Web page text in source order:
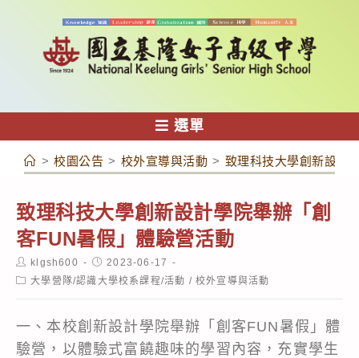
容
選單
> 校園公告 > 校外宣導與活動 > 致理科技大學創新設計
致理科技大學創新設計學院舉辦「創
客FUN暑假」體驗營活動
Post
author:
klgsh600
Post
published:
2023-06-17
Post大學營隊/認識大學校系課程/活動 / 校外宣導與活動
一、本校創新設計學院舉辦「創客FUN暑假」體
驗營，以體驗式富饒趣味的學習內容，充實學生